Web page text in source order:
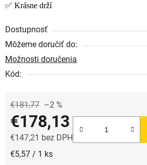
✅ Krásne drží
Dostupnosť
Môžeme doručiť do:
Možnosti doručenia
Kód:
€181,77 –2 %
€178,13
€147,21 bez DPH
Jednotková cena:
€5,57 / 1 ks